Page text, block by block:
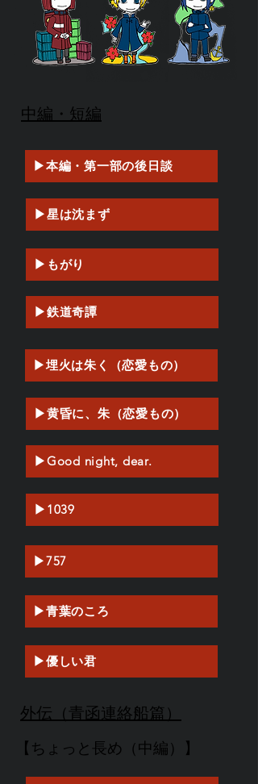
​中編・短編
▶本編・第一部の後日談
▶星は沈まず
▶もがり
▶鉄道奇譚
▶埋火は朱く（恋愛もの）
▶黄昏に、朱（恋愛もの）
▶Good night, dear.
▶1039
▶757
▶青葉のころ
▶優しい君
外伝（青函連絡船篇）
【ちょっと長め（中編）】